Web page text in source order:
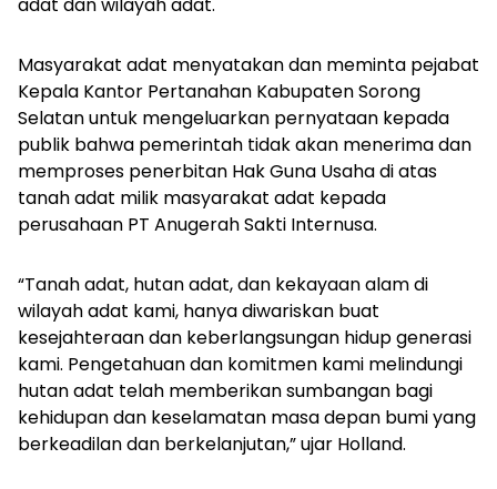
Masyarakat adat menyatakan dan meminta pejabat
Kepala Kantor Pertanahan Kabupaten Sorong
Selatan untuk mengeluarkan pernyataan kepada
publik bahwa pemerintah tidak akan menerima dan
memproses penerbitan Hak Guna Usaha di atas
tanah adat milik masyarakat adat kepada
perusahaan PT Anugerah Sakti Internusa.
“Tanah adat, hutan adat, dan kekayaan alam di
wilayah adat kami, hanya diwariskan buat
kesejahteraan dan keberlangsungan hidup generasi
kami. Pengetahuan dan komitmen kami melindungi
hutan adat telah memberikan sumbangan bagi
kehidupan dan keselamatan masa depan bumi yang
berkeadilan dan berkelanjutan,” ujar Holland.